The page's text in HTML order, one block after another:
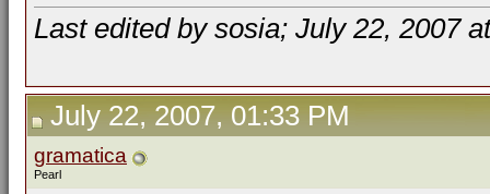
Last edited by sosia; July 22, 2007
July 22, 2007, 01:33 PM
gramatica
Pearl